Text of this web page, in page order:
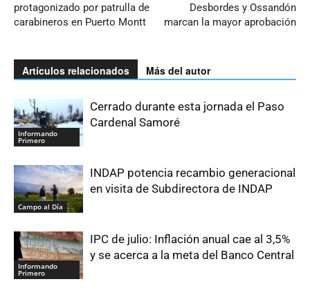
protagonizado por patrulla de
carabineros en Puerto Montt
Desbordes y Ossandón
marcan la mayor aprobación
Artículos relacionados Más del autor
Informando
Primero
Cerrado durante esta jornada el Paso
Cardenal Samoré
Campo al Día
INDAP potencia recambio generacional
en visita de Subdirectora de INDAP
Informando
Primero
IPC de julio: Inflación anual cae al 3,5%
y se acerca a la meta del Banco Central